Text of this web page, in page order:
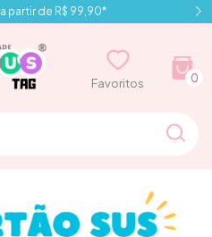
partir de R$ 99,90*
⠀⠀Favoritos⠀⠀ 0